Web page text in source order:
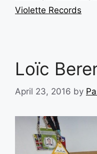
Violette Records
Loïc
April 23, 2016 by